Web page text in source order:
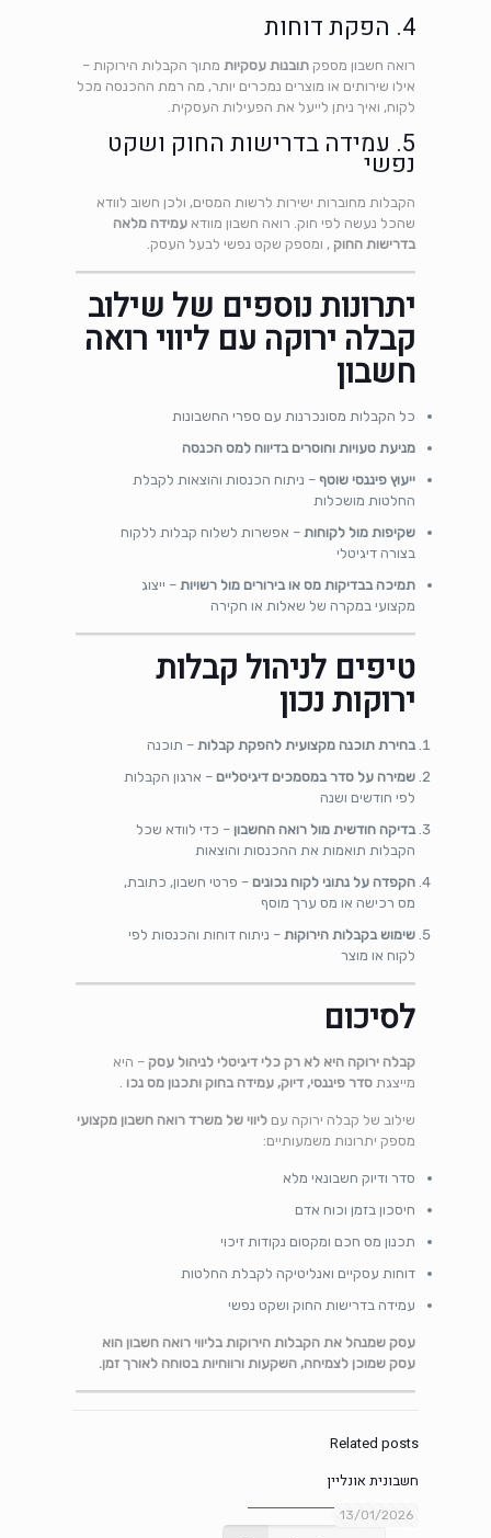
4. הפקת דוחות
רואה חשבון מספקתובנות עסקיות מתוך הקבלות הירוקות –
אילו שירותים או מוצרים נמכרים יותר, מה רמת ההכנסה מכל
לקוח, ואיך ניתן לייעל את הפעילות העסקית.
5. עמידה בדרישות החוק ושקט
נפשי
הקבלות מחוברות ישירות לרשות המסים, ולכן חשוב לוודא
שהכל נעשה לפי חוק. רואה חשבון מוודאעמידה מלאה
בדרישות החוק, ומספק שקט נפשי לבעל העסק.
יתרונות נוספים של שילוב
קבלה ירוקה עם ליווי רואה
חשבון
כל הקבלות מסונכרנות עם ספרי החשבונות
מניעת טעויות וחוסרים בדיווח למס הכנסה
ייעוץ פיננסי שוטף – ניתוח הכנסות והוצאות לקבלת
החלטות מושכלות
שקיפות מול לקוחות – אפשרות לשלוח קבלות ללקוח
בצורה דיגיטלי
תמיכה בבדיקות מס או בירורים מול רשויות – ייצוג
מקצועי במקרה של שאלות או חקירה
טיפים לניהול קבלות
ירוקות נכון
בחירת תוכנה מקצועית להפקת קבלות – תוכנה
שמירה על סדר במסמכים דיגיטליים – ארגון הקבלות
לפי חודשים ושנה
בדיקה חודשית מול רואה החשבון – כדי לוודא שכל
הקבלות תואמות את ההכנסות והוצאות
הקפדה על נתוני לקוח נכונים – פרטי חשבון, כתובת,
מס רכישה או מס ערך מוסף
שימוש בקבלות הירוקות – ניתוח דוחות והכנסות לפי
לקוח או מוצר
לסיכום
קבלה ירוקה היא לא רק כלי דיגיטלי לניהול עסק – היא
מייצגתסדר פיננסי, דיוק, עמידה בחוק ותכנון מס נכו .
שילוב של קבלה ירוקה עםליווי של משרד רואה חשבון מקצועי
מספק יתרונות משמעותיים:
סדר ודיוק חשבונאי מלא
חיסכון בזמן וכוח אדם
תכנון מס חכם ומקסום נקודות זיכוי
דוחות עסקיים ואנליטיקה לקבלת החלטות
עמידה בדרישות החוק ושקט נפשי
עסק שמנהל את הקבלות הירוקות בליווי רואה חשבון הוא
עסק שמוכן לצמיחה, השקעות ורווחיות בטוחה לאורך זמן.
Related posts
13/01/2026
חשבונית אונליין